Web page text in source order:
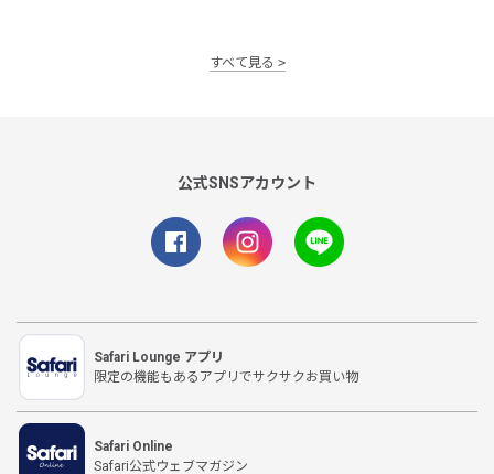
すべて見る
公式SNSアカウント
Safari Lounge アプリ
限定の機能もあるアプリでサクサクお買い物
Safari Online
Safari公式ウェブマガジン